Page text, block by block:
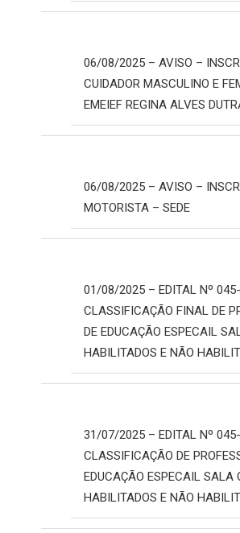
06/08/2025 – AVISO –
CUIDADOR MASCULINO E
EMEIEF REGINA ALVES
06/08/2025 – AVISO –
MOTORISTA – SEDE
01/08/2025 – EDITAL Nº
CLASSIFICAÇÃO FINAL DE
DE EDUCAÇÃO ESPECAIL
HABILITADOS E NÃO
31/07/2025 – EDITAL Nº
CLASSIFICAÇÃO DE
EDUCAÇÃO ESPECAIL SALA
HABILITADOS E NÃO